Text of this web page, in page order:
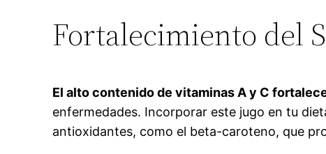
Fortalecimiento del
El alto contenido de vitaminas A y C
enfermedades. Incorporar este jugo en tu
antioxidantes, como el beta-caroteno, que